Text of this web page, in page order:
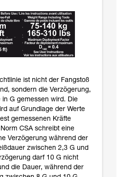
ist nicht der Fangstoß
sondern die Verzögerung,
in G gemessen wird. Die
auf Grundlage der Werte
gemessenen Kräfte
CSA schreibt eine
Verzögerung während der
zwischen 2,3 G und
darf 10 G nicht
die Dauer, während der